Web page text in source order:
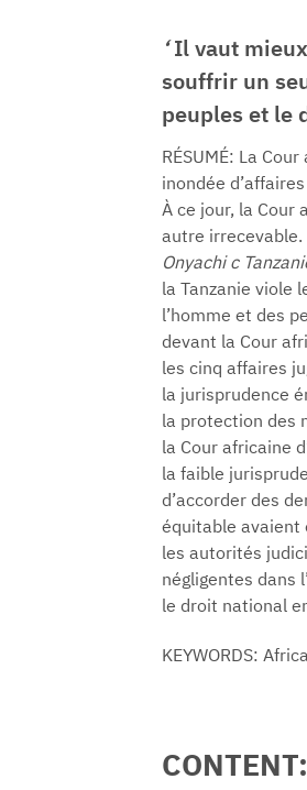
‘Il vaut mieux
souffrir un
peuples et le
RÉSUMÉ: La
inondée
À ce jour, la Cour
autre irrecevable.
Onyachi c
la Tanzanie viole
l’homme et des
devant la Cour
les cinq affaires
la jurisprudence
la protection des
la Cour africaine
la faible
d’accorder des
équitable avaient
les autorités
négligentes dans
le droit national
KEYWORDS:
CONTENT: